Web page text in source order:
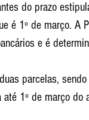
do prazo
é 1º de março.
e é
parcelas,
1º de março do